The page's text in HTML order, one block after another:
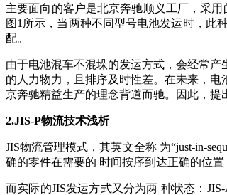
主要面向的客户是北京奔驰顺义工厂，采
图1所示，当两种不同型号电池发运时，此
配。
由于电池混车不混垛的发运方式，会经常
的人力物力，且排序及时性差。在未来，
京奔驰精益生产的理念背道而驰。因此，提
2.JIS-P物流技术浅析
JIS物流管理模式，其英文全称 为“just-in-
确的零件在需要的 时间按序到达正确的位
而实际的JIS发运方式又分为两 种状态：